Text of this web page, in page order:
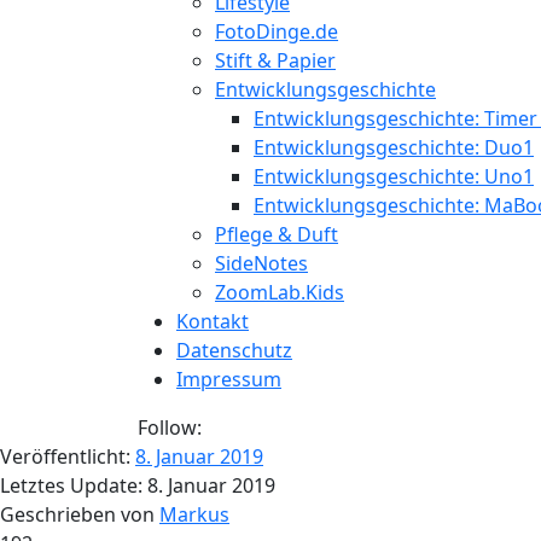
FotoDinge.de
Stift & Papier
Entwicklungsgeschichte
Entwicklungsgeschichte: Timer
Entwicklungsgeschichte: Duo1
Entwicklungsgeschichte: Uno1
Entwicklungsgeschichte:
Pflege & Duft
SideNotes
ZoomLab.Kids
Kontakt
Datenschutz
Impressum
Follow:
Veröffentlicht: 8. Januar 2019
Letztes Update: 8. Januar 2019
Geschrieben von Markus